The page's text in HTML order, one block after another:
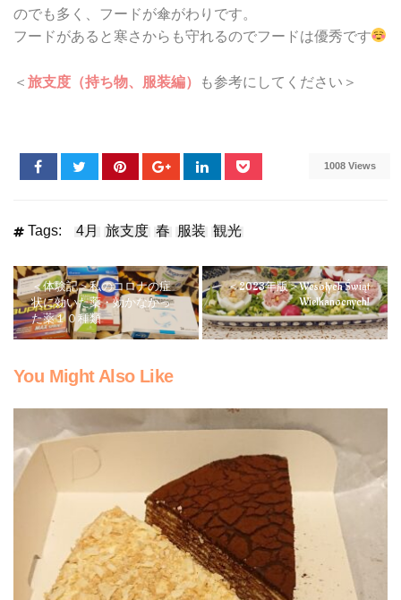
のでも多く、フードが傘がわりです。
フードがあると寒さからも守れるのでフードは優秀です
＜ 旅支度（持ち物、服装編） も参考にしてください＞
1008 Views
Tags: 4月 旅支度 春 服装 観光
＜体験記＞私のコロナの症
状に効いた薬・効かなかっ
た薬１０種類
＜2023年版＞Wesołych Świąt
Wielkanocnych!
You Might Also Like